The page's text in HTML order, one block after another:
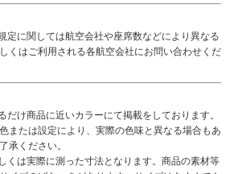
定に関しては航空会社や座席数などにより異なる
くはご利用される各航空会社にお問い合わせくだ
だけ商品に近いカラーにて掲載をしております。
または設定により、実際の色味と異なる場合もあ
承ください。
くは実際に測った寸法となります。商品の素材等